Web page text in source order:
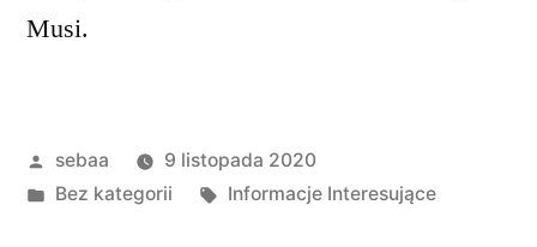
Musi.
Posted
by
sebaa
9 listopada 2020
Posted
Bez kategorii Tagi:
Informacje Interesujące